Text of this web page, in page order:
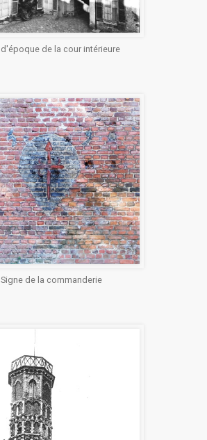
de la cour intérieure
Signe de la commanderie